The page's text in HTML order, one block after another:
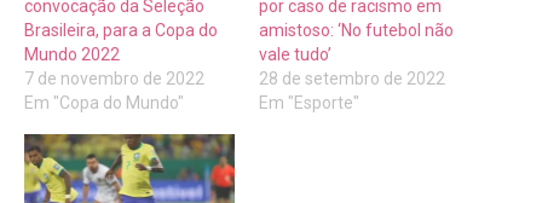
convocação da Seleção
Brasileira, para a Copa do
Mundo 2022
7 de novembro de 2022
Em "Copa do Mundo"
por caso de racismo em
amistoso: ‘No futebol não
vale tudo’
28 de setembro de 2022
Em "Esporte"